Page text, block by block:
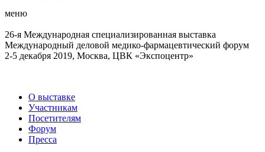
меню
26-я Международная специализированная выставка
Международный деловой медико-фармацевтический форум
2-5 декабря 2019, Москва, ЦВК «Экспоцентр»
О выставке
Участникам
Посетителям
Форум
Пресса